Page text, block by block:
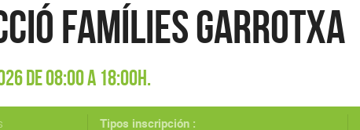
Famílies Garrotxa
de 08:00 a 18:00h.
Tipos inscripción :